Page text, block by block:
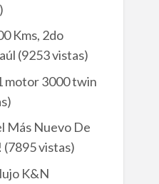
Kms, 2do
(9253 vistas)
motor 3000 twin
Más Nuevo De
(7895 vistas)
K&N